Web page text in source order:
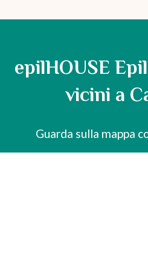
epilHOUSE
vicini a
Guarda sulla mappa